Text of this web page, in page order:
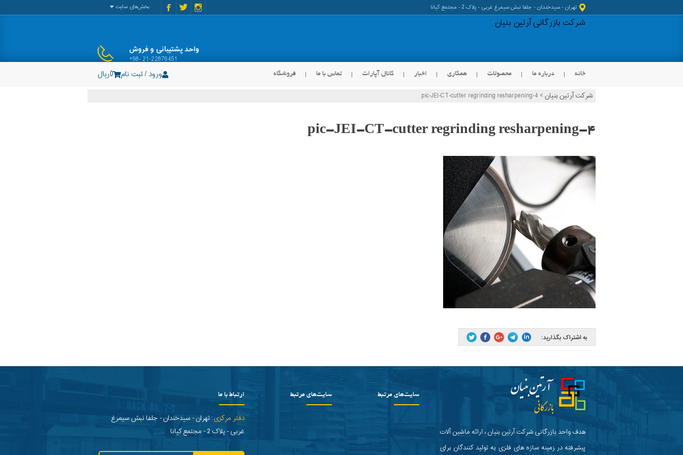
تهران - سیدخندان - جلفا نبش سیمرغ غربی - پلاک 2 - مجتمع کیانا بخش‌های سایت
شرکت بازرگانی آرتین بنیان
واحد پشتیبانی و فروش
+98- 21-22876451
خانه درباره ما محصولات
KOIKE
Graco Products
JEI Solutions Products
همکاری اخبار کانال آپارات تماس با ما فروشگاه ورود / ثبت نام 0ریال
شرکت آرتین بنیان>
pic-JEI-CT-cutter regrinding resharpening-4
pic-JEI-CT-cutter regrinding resharpening-4
به اشتراک بگذارید:
هدف واحد بازرگانی شرکت آرتین بنیان ، ارائه ماشین آلات
پیشرفته در زمینه سازه های فلزی به تولید کنندگان برای
سایت‌های مرتبط سایت‌های مرتبط ارتباط با ما
دفتر مرکزی:تهران - سیدخندان - جلفا نبش سیمرغ
غربی - پلاک 2 - مجتمع کیانا